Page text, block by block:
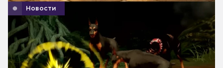
Новости